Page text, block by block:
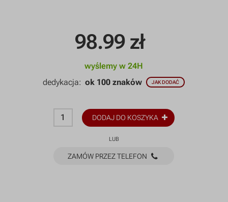
98.99 zł
wyślemy w 24H
dedykacja:ok 100 znaków JAK DODAĆ
DODAJ DO KOSZYKA
LUB
ZAMÓW PRZEZ TELEFON